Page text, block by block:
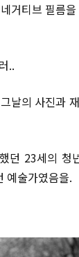
거티브 필름
..
날의 사진과
던 23세의 청
예술가였음을.